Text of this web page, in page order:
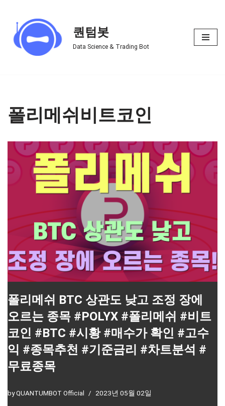
Skip
to
content
퀀텀봇
Data Science & Trading Bot
폴리메쉬비트코인
폴리메쉬 BTC 상관도 낮고 조정 장에
오르는 종목 #POLYX #폴리메쉬 #비트
코인 #BTC #시황 #매수가 확인 #고수
익 #종목추천 #기준금리 #차트분석 #
무료종목
byQUANTUMBOT Official 2023년 05월 02일